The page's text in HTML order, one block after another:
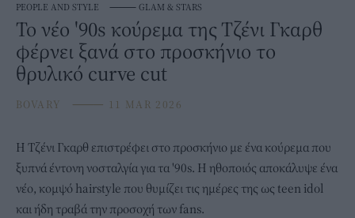
PEOPLE AND STYLE ⸻ GLAM & STARS
Το νέο '90s κούρεμα της Τζένι Γκαρθ
φέρνει ξανά στο προσκήνιο το
θρυλικό curve cut
BOVARY ⸻ 11 MAR 2026
Η Τζένι Γκαρθ επιστρέφει στο προσκήνιο με ένα κούρεμα που
ξυπνά έντονη νοσταλγία για τα '90s. Η ηθοποιός αποκάλυψε ένα
νέο, κομψό hairstyle που θυμίζει τις ημέρες της ως teen idol
και ήδη τραβά την προσοχή των fans.